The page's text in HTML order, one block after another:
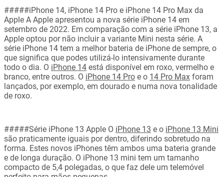
#####iPhone 14, iPhone 14 Pro e iPhone 14 Pro Max da
Apple A Apple apresentou a nova série iPhone 14 em
setembro de 2022. Em comparação com a série iPhone 13, a
Apple optou por não incluir a variante Mini nesta série. A
série iPhone 14 tem a melhor bateria de iPhone de sempre, o
que significa que podes utilizá-lo intensivamente durante
todo o dia. O iPhone 14 está disponível em roxo, vermelho e
branco, entre outros. O iPhone 14 Pro e o 14 Pro Max foram
lançados, por exemplo, em dourado e numa nova tonalidade
de roxo.
#####Série iPhone 13 Apple O iPhone 13 e o iPhone 13 Mini
são praticamente iguais por dentro, diferindo sobretudo na
forma. Estes novos iPhones têm ambos uma bateria grande
e de longa duração. O iPhone 13 mini tem um tamanho
compacto de 5,4 polegadas, o que faz dele um telemóvel